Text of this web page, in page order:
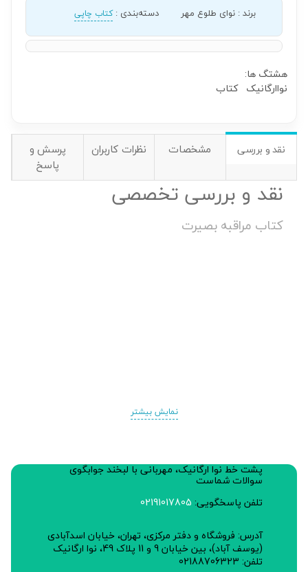
برند: نوای طلوع مهر دسته‌بندی :کتاب چاپی
هشتگ ها:
نواارگانیک کتاب
نقد و بررسی مشخصات نظرات کاربران
پرسش و
پاسخ
نقد و بررسی تخصصی
کتاب مراقبه بصیرت
نمایش بیشتر
پشت خط نوا ارگانیک، مهربانی با لبخند جوابگوی
سوالات شماست
تلفن پاسخگویی: 02191017805
آدرس: فروشگاه و دفتر مرکزی، تهران، خیابان اسدآبادی
(یوسف آباد)، بین خیابان 9 و 11 پلاک 49، نوا ارگانیک
تلفن: 02188706323